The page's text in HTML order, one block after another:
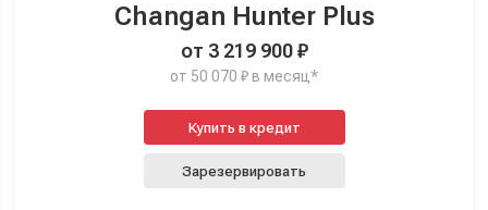
Changan Hunter Plus
от 3 219 900 ₽
от 50 070 ₽ в месяц*
Купить в кредит
Зарезервировать